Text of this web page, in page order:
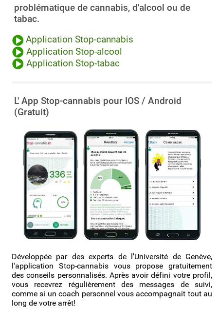
problématique de cannabis, d'alcool ou de
tabac.
Application Stop-cannabis
Application Stop-alcool
Application Stop-tabac
L' App Stop-cannabis pour IOS / Android
(Gratuit)
Développée par des experts de l'Université de Genève,
l'application Stop-cannabis vous propose gratuitement
des conseils personnalisés. Après avoir défini votre profil,
vous recevrez régulièrement des messages de suivi,
comme si un coach personnel vous accompagnait tout au
long de votre arrêt!